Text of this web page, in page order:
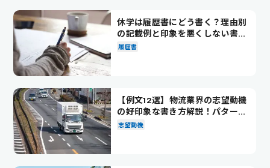
休学は履歴書にどう書く？理由別
の記載例と印象を悪くしない書き
方を解説
履歴書
【例文12選】物流業界の志望動機
の好印象な書き方解説！パターン
別の例文も紹介
志望動機